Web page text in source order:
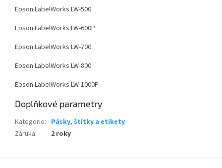
Epson LabelWorks LW-500
Epson LabelWorks LW-600P
Epson LabelWorks LW-700
Epson LabelWorks LW-800
Epson LabelWorks LW-1000P
Doplňkové parametry
Kategorie: Pásky, štítky a etikety
Záruka: 2 roky